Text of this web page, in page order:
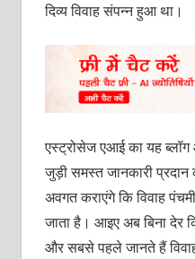
दिव्‍य विवाह संपन्‍न हुआ था।
एस्ट्रोसेज एआई का यह ब्लॉग
जुड़ी समस्त जानकारी
अवगत कराएंगे कि विवाह
जाता है। आइए अब बिना
और सबसे पहले जानते हैं